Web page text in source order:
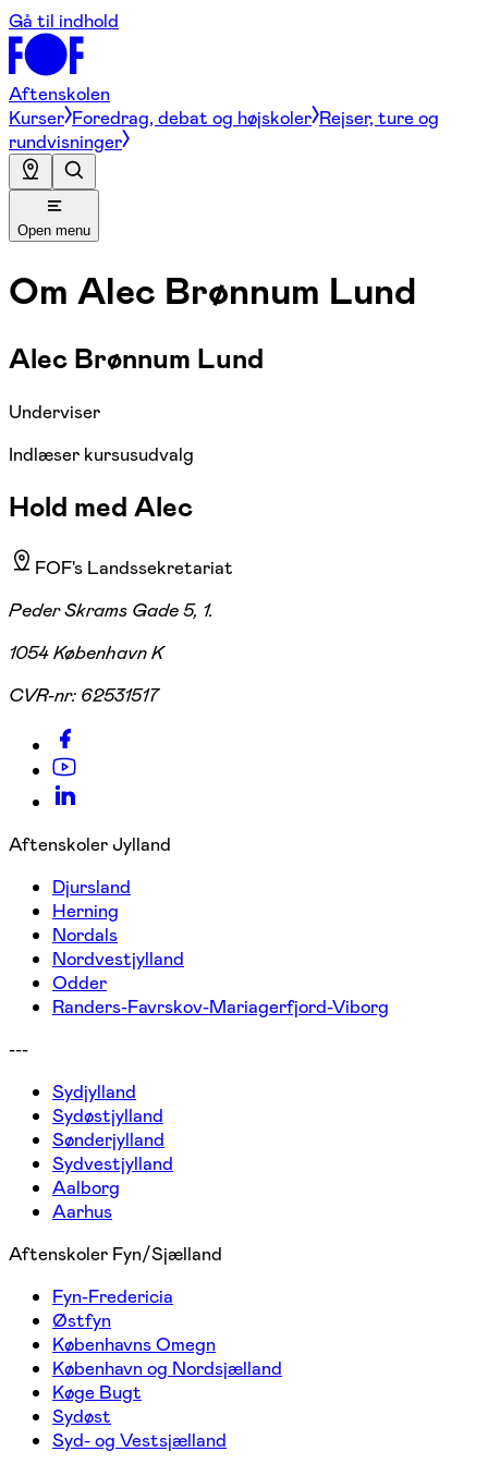
Gå til indhold
Aftenskolen
Kurser Foredrag, debat og højskoler Rejser, ture og
rundvisninger
Open menu
Om Alec Brønnum Lund
Alec Brønnum Lund
Underviser
Indlæser kursusudvalg
Hold med Alec
FOF's Landssekretariat
Peder Skrams Gade 5, 1.
1054 København K
CVR-nr: 62531517
Aftenskoler Jylland
Djursland
Herning
Nordals
Nordvestjylland
Odder
Randers-Favrskov-Mariagerfjord-Viborg
---
Sydjylland
Sydøstjylland
Sønderjylland
Sydvestjylland
Aalborg
Aarhus
Aftenskoler Fyn/Sjælland
Fyn-Fredericia
Østfyn
Københavns Omegn
København og Nordsjælland
Køge Bugt
Sydøst
Syd- og Vestsjælland